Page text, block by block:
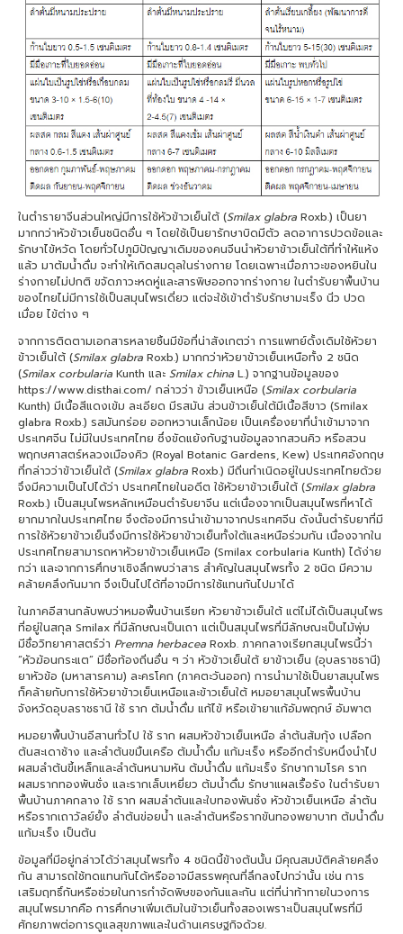
ในตำรายาจีนส่วนใหญ่มีการใช้หัวข้าวเย็นใต้ (Smilax glabra Roxb.) เป็นยา
มากกว่าหัวข้าวเย็นชนิดอื่น ๆ โดยใช้เป็นยารักษาบิดมีตัว ลดอาการปวดข้อและ
รักษาไข้หวัด โดยทั่วไปภูมิปัญญาเดิมของคนจีนนำหัวยาข้าวเย็นใต้ที่ทำให้แห้ง
แล้ว มาต้มน้ำดื่ม จะทำให้เกิดสมดุลในร่างกาย โดยเฉพาะเมื่อภาวะของหยินใน
ร่างกายไม่ปกติ ขจัดภาวะหดหู่และสารพิษออกจากร่างกาย ในตำรับยาพื้นบ้าน
ของไทยไม่มีการใช้เป็นสมุนไพรเดี่ยว แต่จะใช้เข้าตำรับรักษามะเร็ง นิ่ว ปวด
เมื่อย ไข้ต่าง ๆ
จากการติดตามเอกสารหลายชิ้นมีข้อที่น่าสังเกตว่า การแพทย์ดั้งเดิมใช้หัวยา
ข้าวเย็นใต้ (Smilax glabra Roxb.) มากกว่าหัวยาข้าวเย็นเหนือทั้ง 2 ชนิด
(Smilax corbularia Kunth และ Smilax china L.) จากฐานข้อมูลของ
https://www.disthai.com/ กล่าวว่า ข้าวเย็นเหนือ (Smilax corbularia
Kunth) มีเนื้อสีแดงเข้ม ละเอียด มีรสมัน ส่วนข้าวเย็นใต้มีเนื้อสีขาว (Smilax
glabra Roxb.) รสมันกร่อย ออกหวานเล็กน้อย เป็นเครื่องยาที่นำเข้ามาจาก
ประเทศจีน ไม่มีในประเทศไทย ซึ่งขัดแย้งกับฐานข้อมูลจากสวนคิว หรือสวน
พฤกษศาสตร์หลวงเมืองคิว (Royal Botanic Gardens, Kew) ประเทศอังกฤษ
ที่กล่าวว่าข้าวเย็นใต้ (Smilax glabra Roxb.) มีถิ่นกำเนิดอยู่ในประเทศไทยด้วย
จึงมีความเป็นไปได้ว่า ประเทศไทยในอดีต ใช้หัวยาข้าวเย็นใต้ (Smilax glabra
Roxb.) เป็นสมุนไพรหลักเหมือนตำรับยาจีน แต่เนื่องจากเป็นสมุนไพรที่หาได้
ยากมากในประเทศไทย จึงต้องมีการนำเข้ามาจากประเทศจีน ดังนั้นตำรับยาที่มี
การใช้หัวยาข้าวเย็นจึงมีการใช้หัวยาข้าวเย็นทั้งใต้และเหนือร่วมกัน เนื่องจากใน
ประเทศไทยสามารถหาหัวยาข้าวเย็นเหนือ (Smilax corbularia Kunth) ได้ง่าย
กว่า และจากการศึกษาเชิงลึกพบว่าสาร สำคัญในสมุนไพรทั้ง 2 ชนิด มีความ
คล้ายคลึงกันมาก จึงเป็นไปได้ที่อาจมีการใช้แทนกันไปมาได้
ในภาคอีสานกลับพบว่าหมอพื้นบ้านเรียก หัวยาข้าวเย็นใต้ แต่ไม่ได้เป็นสมุนไพร
ที่อยู่ในสกุล Smilax ที่มีลักษณะเป็นเถา แต่เป็นสมุนไพรที่มีลักษณะเป็นไม้พุ่ม
มีชื่อวิทยาศาสตร์ว่า Premna herbacea Roxb. ภาคกลางเรียกสมุนไพรนี้ว่า
“หัวฆ้อนกระแต” มีชื่อท้องถิ่นอื่น ๆ ว่า หัวข้าวเย็นใต้ ยาข้าวเย็น (อุบลราชธานี)
ยาหัวข้อ (มหาสารคาม) ละครโคก (ภาคตะวันออก) การนำมาใช้เป็นยาสมุนไพร
ก็คล้ายกับการใช้หัวยาข้าวเย็นเหนือและข้าวเย็นใต้ หมอยาสมุนไพรพื้นบ้าน
จังหวัดอุบลราชธานี ใช้ ราก ต้มน้ำดื่ม แก้ไข้ หรือเข้ายาแก้อัมพฤกษ์ อัมพาต
หมอยาพื้นบ้านอีสานทั่วไป ใช้ ราก ผสมหัวข้าวเย็นเหนือ ลำต้นส้มกุ้ง เปลือก
ต้นสะเดาช้าง และลำต้นขมิ้นเครือ ต้มน้ำดื่ม แก้มะเร็ง หรืออีกตำรับหนึ่งนำไป
ผสมลำต้นขี้เหล็กและลำต้นหนามหัน ต้มน้ำดื่ม แก้มะเร็ง รักษากามโรค ราก
ผสมรากทองพันชั่ง และรากเล็บเหยี่ยว ต้มน้ำดื่ม รักษาแผลเรื้อรัง ในตำรับยา
พื้นบ้านภาคกลาง ใช้ ราก ผสมลำต้นและใบทองพันชั่ง หัวข้าวเย็นเหนือ ลำต้น
หรือรากเถาวัลย์ยั้ง ลำต้นข่อยน้ำ และลำต้นหรือรากขันทองพยาบาท ต้มน้ำดื่ม
แก้มะเร็ง เป็นต้น
ข้อมูลที่มีอยู่กล่าวได้ว่าสมุนไพรทั้ง 4 ชนิดนี้ข้างต้นนั้น มีคุณสมบัติคล้ายคลึง
กัน สามารถใช้ทดแทนกันได้หรืออาจมีสรรพคุณที่ลึกลงไปกว่านั้น เช่น การ
เสริมฤทธิ์กันหรือช่วยในการกำจัดพิษของกันและกัน แต่ที่น่าท้าทายในวงการ
สมุนไพรมากคือ การศึกษาเพิ่มเติมในข้าวเย็นทั้งสองเพราะเป็นสมุนไพรที่มี
ศักยภาพต่อการดูแลสุขภาพและในด้านเศรษฐกิจด้วย.